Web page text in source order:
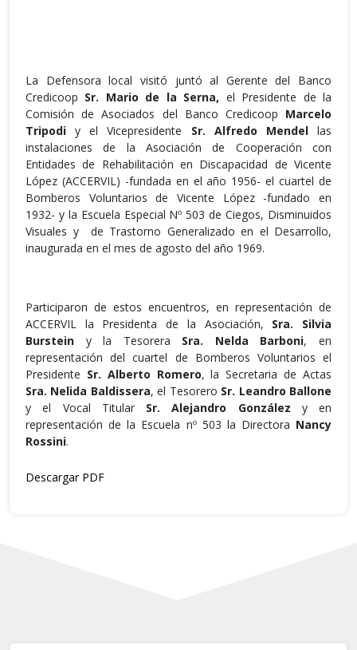
La Defensora local visitó juntó al Gerente del Banco
Credicoop Sr. Mario de la Serna, el Presidente de la
Comisión de Asociados del Banco Credicoop Marcelo
Tripodi y el Vicepresidente Sr. Alfredo Mendellas
instalaciones de la Asociación de Cooperación con
Entidades de Rehabilitación en Discapacidad de Vicente
López (ACCERVIL) -fundada en el año 1956- el cuartel de
Bomberos Voluntarios de Vicente López -fundado en
1932- y la Escuela Especial Nº 503 de Ciegos, Disminuidos
Visuales y de Trastorno Generalizado en el Desarrollo,
inaugurada en el mes de agosto del año 1969.
Participaron de estos encuentros, en representación de
ACCERVIL la Presidenta de la Asociación, Sra. Silvia
Burstein y la Tesorera Sra. Nelda Barboni, en
representación del cuartel de Bomberos Voluntarios el
Presidente Sr. Alberto Romero, la Secretaria de Actas
Sra. Nelida Baldissera, el Tesorero Sr. Leandro Ballone
y el Vocal Titular Sr. Alejandro González y en
representación de la Escuela nº 503 la Directora Nancy
Rossini.
Descargar PDF